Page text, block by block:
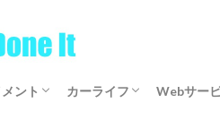
ント カーライフ Webサー